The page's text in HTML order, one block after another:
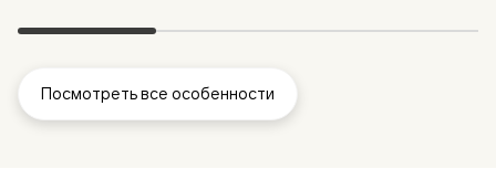
Посмотреть все особенности